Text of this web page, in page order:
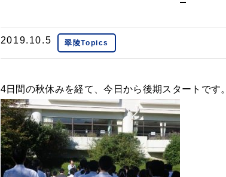
2019.10.5 翠陵Topics
4日間の秋休みを経て、今日から後期スタートです。